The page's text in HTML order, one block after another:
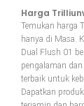
Harga
Temukan harga
hanya di Masa.
Dual Flush 01
pengalaman
terbaik untuk
Dapatkan